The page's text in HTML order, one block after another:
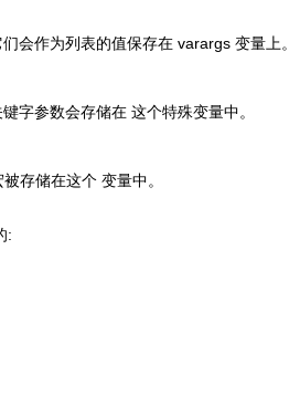
会作为列表的值保存在 varargs 变量上。
字参数会存储在 这个特殊变量中。
存储在这个 变量中。
: